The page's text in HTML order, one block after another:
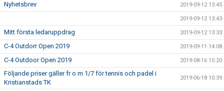
Nyhetsbrev 2019-09-12 13:45
2019-09-12 13:43
Mitt första ledaruppdrag 2019-09-12 13:33
C-4 Outdorr Open 2019 2019-09-11 14:08
C-4 Outdoor Open 2019 2019-08-16 15:20
Följande priser gäller fr o m 1/7 för tennis och padel i
Kristianstads TK
2019-06-18 10:39